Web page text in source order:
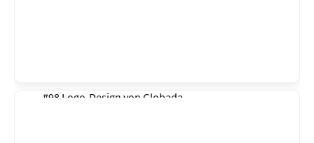
#98 Logo-Design von Globada